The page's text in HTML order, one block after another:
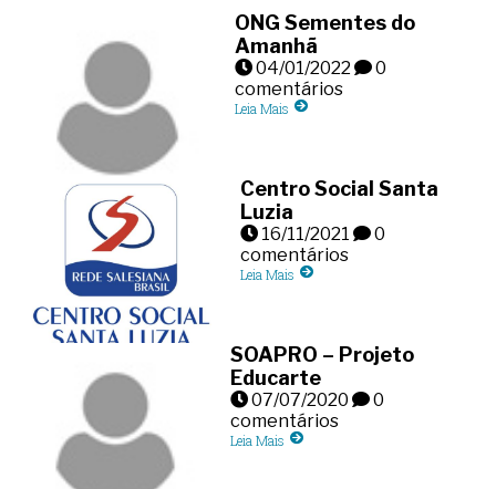
ONG Sementes do
Amanhã
04/01/2022
0
comentários
Leia Mais
Centro Social Santa
Luzia
16/11/2021
0
comentários
Leia Mais
SOAPRO – Projeto
Educarte
07/07/2020
0
comentários
Leia Mais